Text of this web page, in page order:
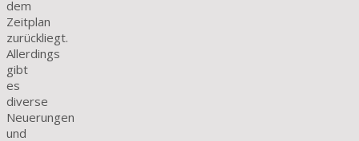
dem
Zeitplan
zurückliegt.
Allerdings
gibt
es
diverse
Neuerungen
und